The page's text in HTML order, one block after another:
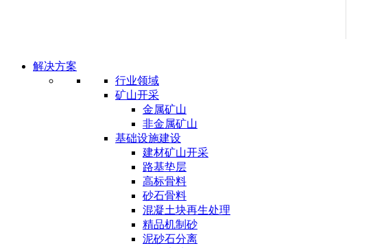
解决方案
行业领域
矿山开采
金属矿山
非金属矿山
基础设施建设
建材矿山开采
路基垫层
高标骨料
砂石骨料
混凝土块再生处理
精品机制砂
泥砂石分离